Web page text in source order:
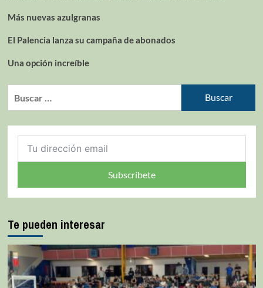
Más nuevas azulgranas
El Palencia lanza su campaña de abonados
Una opción increíble
Subscríbete
Te pueden interesar